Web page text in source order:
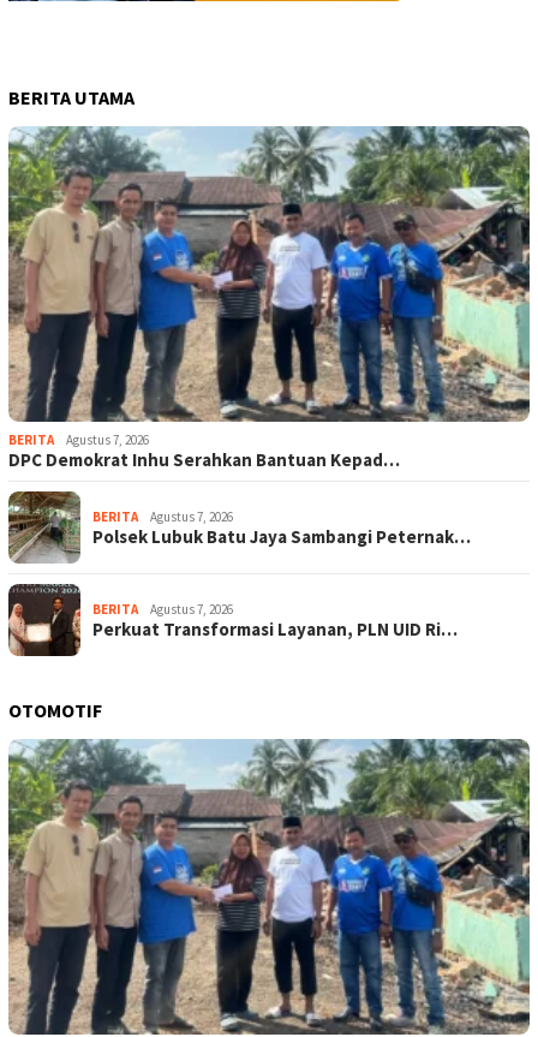
BERITA UTAMA
BERITA Agustus 7, 2026
DPC Demokrat Inhu Serahkan Bantuan Kepad…
BERITA Agustus 7, 2026
Polsek Lubuk Batu Jaya Sambangi Peternak…
BERITA Agustus 7, 2026
Perkuat Transformasi Layanan, PLN UID Ri…
OTOMOTIF